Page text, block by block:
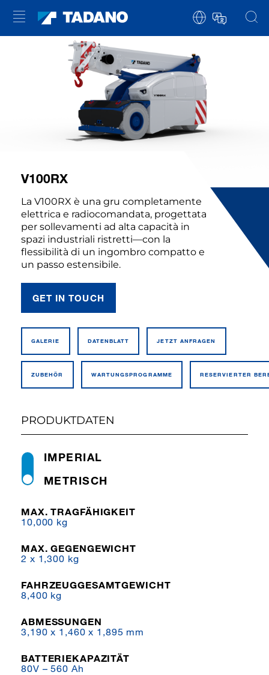
V100RX
La V100RX è una gru completamente
elettrica e radiocomandata, progettata
per sollevamenti ad alta capacità in
spazi industriali ristretti—con la
flessibilità di un ingombro compatto e
un passo estensibile.
GET IN TOUCH
GALERIE DATEN­BLATT JETZT ANFRAGEN
ZUBEHÖR WARTUNGSPROGRAMME RESERVIERTER
PRODUKTDATEN
METRISCH
IMPERIAL
MAX. TRAGFÄHIGKEIT
10,000 kg
MAX. GEGENGEWICHT
2 x 1,300 kg
FAHRZEUGGESAMTGEWICHT
8,400 kg
ABMESSUNGEN
3,190 x 1,460 x 1,895 mm
BATTERIEKAPAZITÄT
80V – 560 Ah